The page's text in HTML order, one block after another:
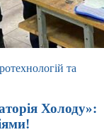
та
Холоду»: